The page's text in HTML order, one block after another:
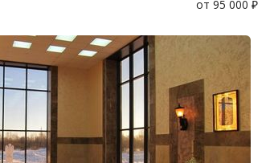
от 95 000 ₽